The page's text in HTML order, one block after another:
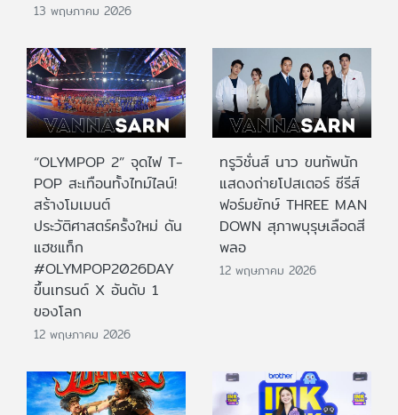
13 พฤษภาคม 2026
“OLYMPOP 2” จุดไฟ T-
POP สะเทือนทั้งไทม์ไลน์!
สร้างโมเมนต์
ประวัติศาสตร์ครั้งใหม่ ดัน
แฮชแท็ก
#OLYMPOP2026DAY
ขึ้นเทรนด์ X อันดับ 1
ของโลก
12 พฤษภาคม 2026
ทรูวิชั่นส์ นาว ขนทัพนัก
แสดงถ่ายโปสเตอร์ ซีรีส์
ฟอร์มยักษ์ THREE MAN
DOWN สุภาพบุรุษเลือดสี
พลอ
12 พฤษภาคม 2026